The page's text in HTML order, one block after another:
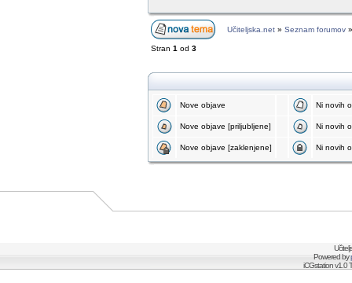
Učiteljska.net » Seznam forumov
Stran 1 od 3
Nove objave Ni novih
Nove objave [priljubljene] Ni novih
Nove objave [zaklenjene] Ni novih
Powered by
iCGstation v1.0